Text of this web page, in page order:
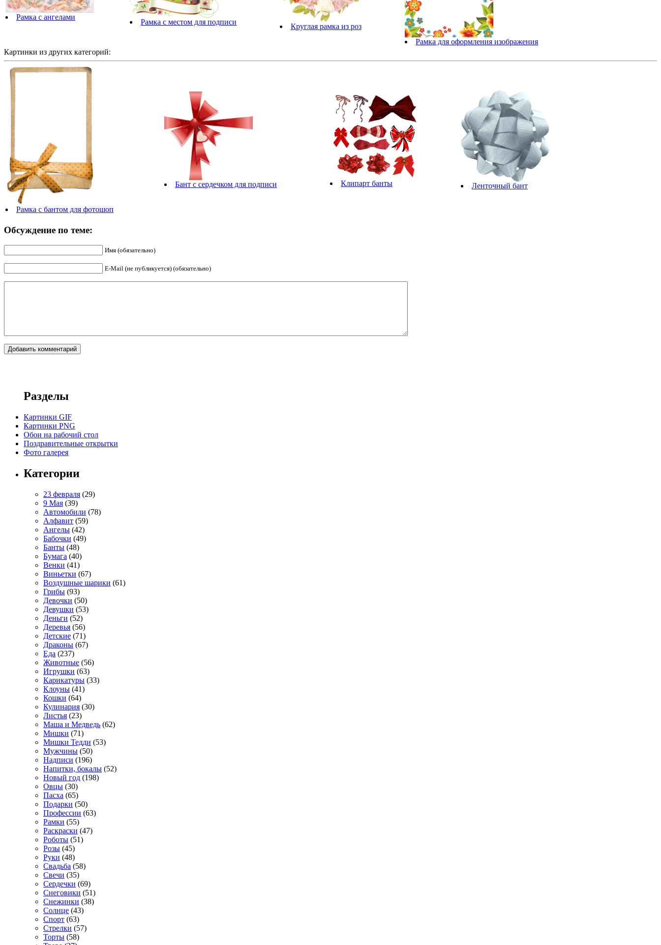
Рамка с ангелами
Рамка с местом для подписи
Круглая рамка из роз
Рамка для оформления изображения
Картинки из других категорий:
Рамка с бантом для фотошоп
Бант с сердечком для подписи Клипарт банты Ленточный бант
Обсуждение по теме:
Имя (обязательно)
E-Mail (не публикуется) (обязательно)
Разделы
Картинки GIF
Картинки PNG
Обои на рабочий стол
Поздравительные открытки
Фото галерея
Категории
23 февраля (29)
9 Мая (39)
Автомобили (78)
Алфавит (59)
Ангелы (42)
Бабочки (49)
Банты (48)
Бумага (40)
Венки (41)
Виньетки (67)
Воздушные шарики (61)
Грибы (93)
Девочки (50)
Девушки (53)
Деньги (52)
Деревья (56)
Детские (71)
Драконы (67)
Еда (237)
Животные (56)
Игрушки (63)
Карикатуры (33)
Клоуны (41)
Кошки (64)
Кулинария (30)
Листья (23)
Маша и Медведь (62)
Мишки (71)
Мишки Тедди (53)
Мужчины (50)
Надписи (196)
Напитки, бокалы (52)
Новый год (198)
Овцы (30)
Пасха (65)
Подарки (50)
Профессии (63)
Рамки (55)
Раскраски (47)
Роботы (51)
Розы (45)
Руки (48)
Свадьба (58)
Свечи (35)
Сердечки (69)
Снеговики (51)
Снежинки (38)
Солнце (43)
Спорт (63)
Стрелки (57)
Торты (58)